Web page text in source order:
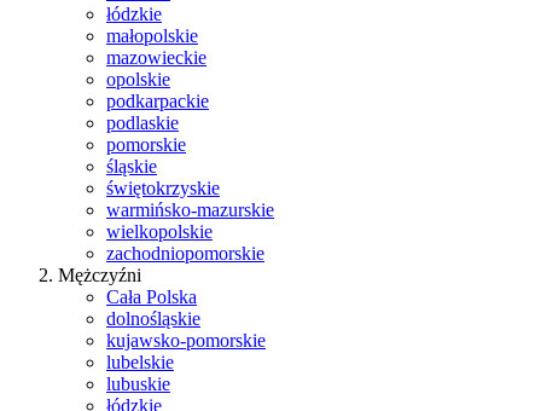
łódzkie
małopolskie
mazowieckie
opolskie
podkarpackie
podlaskie
pomorskie
śląskie
świętokrzyskie
warmińsko-mazurskie
wielkopolskie
zachodniopomorskie
Mężczyźni
Cała Polska
dolnośląskie
kujawsko-pomorskie
lubelskie
lubuskie
łódzkie